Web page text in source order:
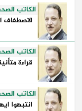
الكاتب
الكاتب
قراءة
الكاتب
انتبهوا